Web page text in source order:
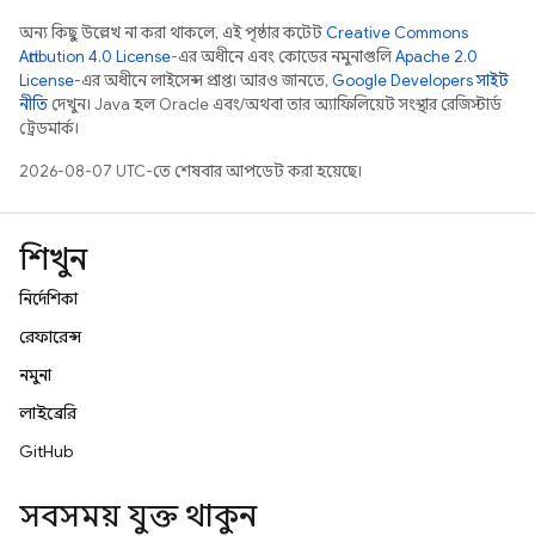
অন্য কিছু উল্লেখ না করা থাকলে, এই পৃষ্ঠার কন্টেন্টCreative Commons
Attribution 4.0 License-এর অধীনে এবং কোডের নমুনাগুলিApache 2.0
License-এর অধীনে লাইসেন্স প্রাপ্ত। আরও জানতে,Google Developers সাইট
নীতি দেখুন। Java হল Oracle এবং/অথবা তার অ্যাফিলিয়েট সংস্থার রেজিস্টার্ড
ট্রেডমার্ক।
2026-08-07 UTC-তে শেষবার আপডেট করা হয়েছে।
শিখুন
নির্দেশিকা
রেফারেন্স
নমুনা
লাইব্রেরি
GitHub
সবসময় যুক্ত থাকুন